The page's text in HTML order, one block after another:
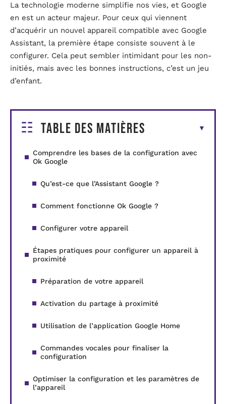
La technologie moderne simplifie nos vies, et Google
en est un acteur majeur. Pour ceux qui viennent
d’acquérir un nouvel appareil compatible avec Google
Assistant, la première étape consiste souvent à le
configurer. Cela peut sembler intimidant pour les non-
initiés, mais avec les bonnes instructions, c’est un jeu
d’enfant.
Table des matières
Comprendre les bases de la configuration avec
Ok Google
Qu’est-ce que l’Assistant Google ?
Comment fonctionne Ok Google ?
Configurer votre appareil
Étapes pratiques pour configurer un appareil à
proximité
Préparation de votre appareil
Activation du partage à proximité
Utilisation de l’application Google Home
Commandes vocales pour finaliser la
configuration
Optimiser la configuration et les paramètres de
l’appareil